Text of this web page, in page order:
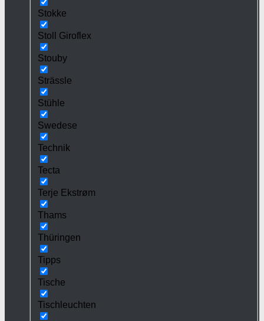
Stokke
Stoll Giroflex
Stouby
Strässle
Stühle
Swedese
Technik
Tecta
Terje Ekstrøm
Thams
Thüringen
Tipps
Tische
Tischleuchten